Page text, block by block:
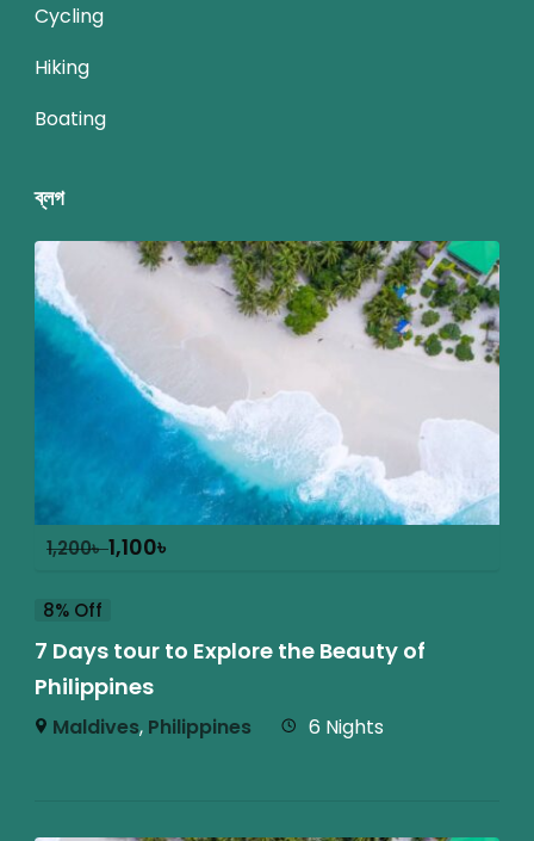
Cycling
Hiking
Boating
ব্লগ
1,200৳1,100৳
8% Off
7 Days tour to Explore the Beauty of
Philippines
Maldives, Philippines 6 Nights